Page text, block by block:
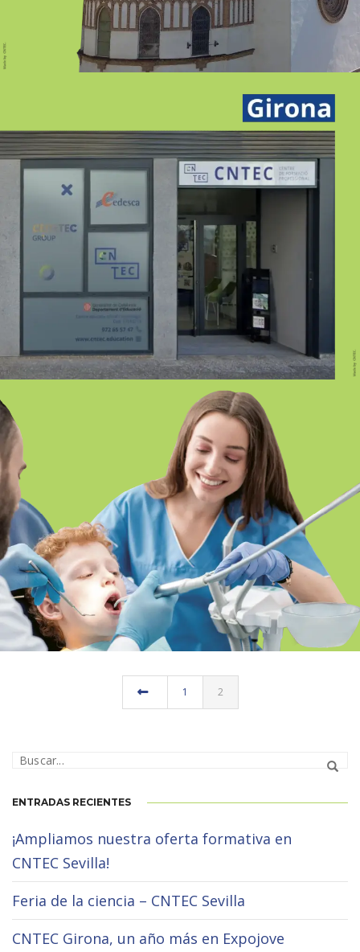
SEVILLA
FP HIGIENE BUCODENTAL ONLINE
GIRONA
1 2
ENTRADAS RECIENTES
¡Ampliamos nuestra oferta formativa en
CNTEC Sevilla!
Feria de la ciencia – CNTEC Sevilla
CNTEC Girona, un año más en Expojove